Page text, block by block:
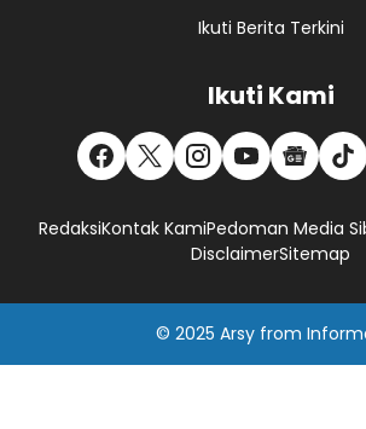
Ikuti Berita Terkini
Ikuti Kami
RedaksiKontak KamiPedoman Media
DisclaimerSitemap
© 2025 Arsyfrom